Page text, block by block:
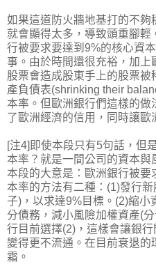
如果這道防火牆地基打的不夠
就會顯得太多，導致頭重腳
行被要求要達到9%的核心資
事。由於時間還很充裕，加
股票會造成股東手上的股票
產負債表(shrinking their
本率。但歐洲銀行們這樣的
了歐洲經濟的信用，同時讓歐
[注4]即使本段只有5句話，但
本率？就是一間公司的資本與
本段的大意是：歐洲銀行被
本率的方法有二種：(1)發行
子)，以求達9%目標。(2)縮小
分債務，減小風險加權資產(
行目前選擇(2)，這樣會讓銀
變得更不流通。在目前衰退的
霜。